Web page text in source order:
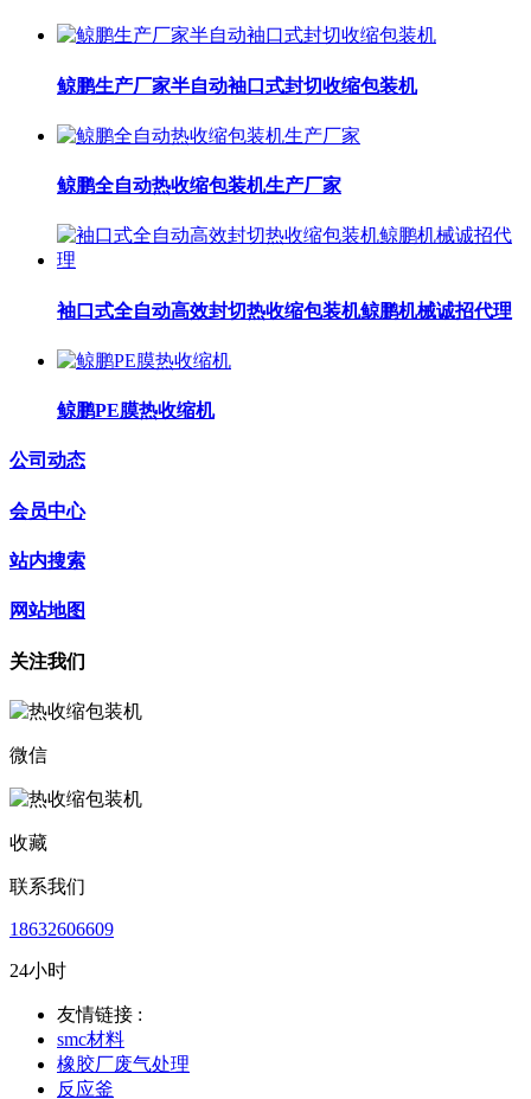
鲸鹏生产厂家半自动袖口式封切收缩包装机
鲸鹏全自动热收缩包装机生产厂家
袖口式全自动高效封切热收缩包装机鲸鹏机械诚招代理
鲸鹏PE膜热收缩机
公司动态
会员中心
站内搜索
网站地图
关注我们
微信
收藏
联系我们
18632606609
24小时
友情链接 :
smc材料
橡胶厂废气处理
反应釜